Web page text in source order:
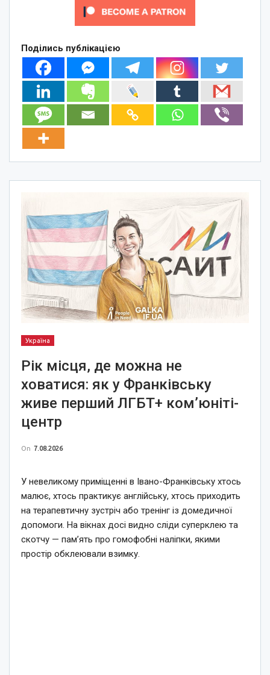
Поділись публікацією
Україна
Рік місця, де можна не
ховатися: як у Франківську
живе перший ЛГБТ+ ком’юніті-
центр
On 7.08.2026
У невеликому приміщенні в Івано-Франківську хтось
малює, хтось практикує англійську, хтось приходить
на терапевтичну зустріч або тренінг із домедичної
допомоги. На вікнах досі видно сліди суперклею та
скотчу — пам’ять про гомофобні наліпки, якими
простір обклеювали взимку.